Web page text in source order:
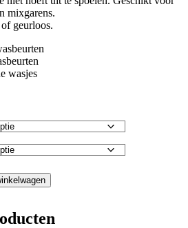
mixgarens.
geurloos.
wasjes